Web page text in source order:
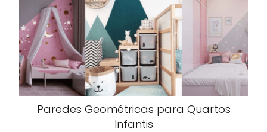
Paredes Geométricas para Quartos
Infantis